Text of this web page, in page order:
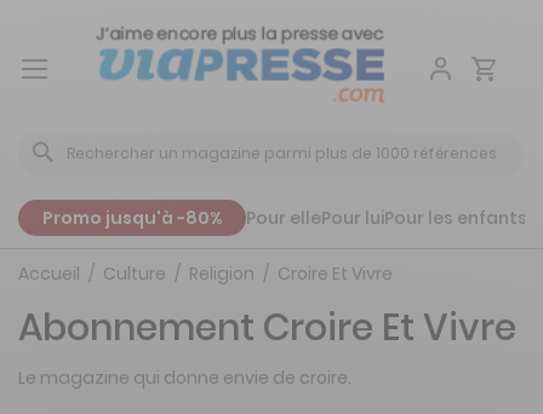
Aller
Promo jusqu'à -80% Pour ellePour luiPour les enfants
Accueil Culture Religion Croire Et Vivre
Abonnement Croire Et Vivre
Le magazine qui donne envie de croire.